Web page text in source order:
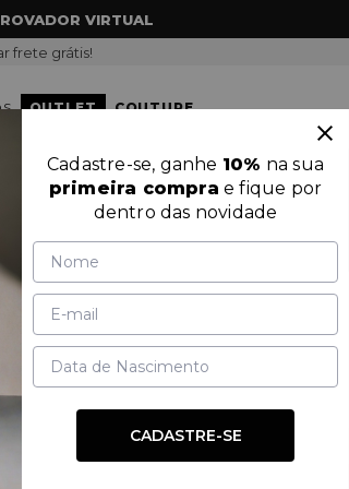
frete grátis!
OUTLET COUTURE
Classificar59
PREÇO
Cadastre-se, ganhe 10% na sua
primeira compra e fique por
dentro das novidade
CADASTRE-SE